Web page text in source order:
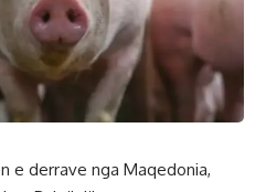
e derrave nga Maqedonia,